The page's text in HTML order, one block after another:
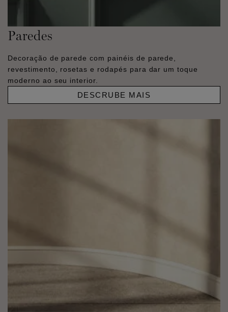
Paredes
Decoração de parede com painéis de parede,
revestimento, rosetas e rodapés para dar um toque
moderno ao seu interior.
DESCRUBE MAIS